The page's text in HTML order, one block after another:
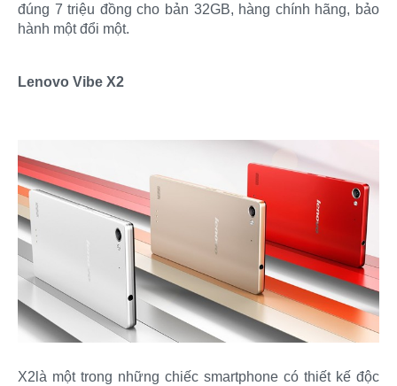
đúng 7 triệu đồng cho bản 32GB, hàng chính hãng, bảo
hành một đổi một.
Lenovo Vibe X2
X2là một trong những chiếc smartphone có thiết kế độc